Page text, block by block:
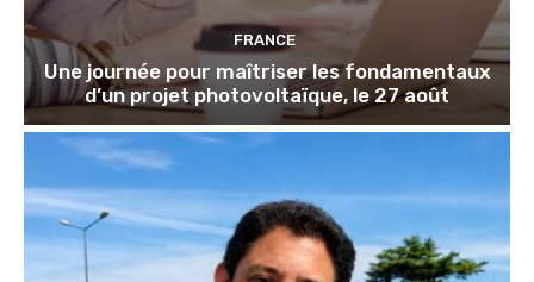
FRANCE
Une journée pour maîtriser les fondamentaux
d’un projet photovoltaïque, le 27 août